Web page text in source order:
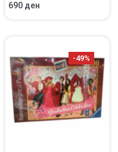
690 ден
ВО КОШНИЧКА
-49%